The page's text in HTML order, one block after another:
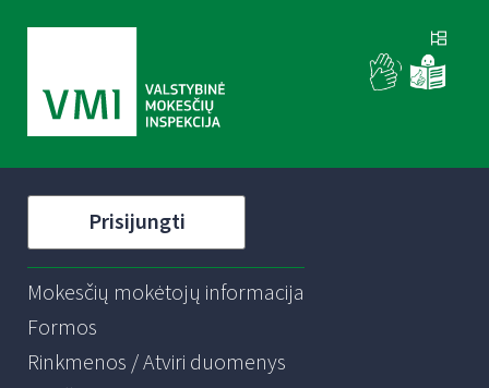
Prisijungti
Mokesčių mokėtojų informacija
Formos
Rinkmenos / Atviri duomenys